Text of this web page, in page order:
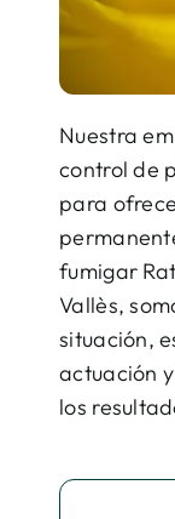
Nuestra
control de
para
fumigar
Vallès,
situación,
actuación
los